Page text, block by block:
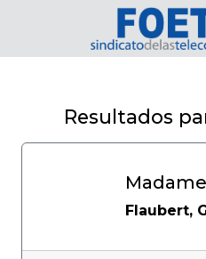
Resultados
Flaubert,